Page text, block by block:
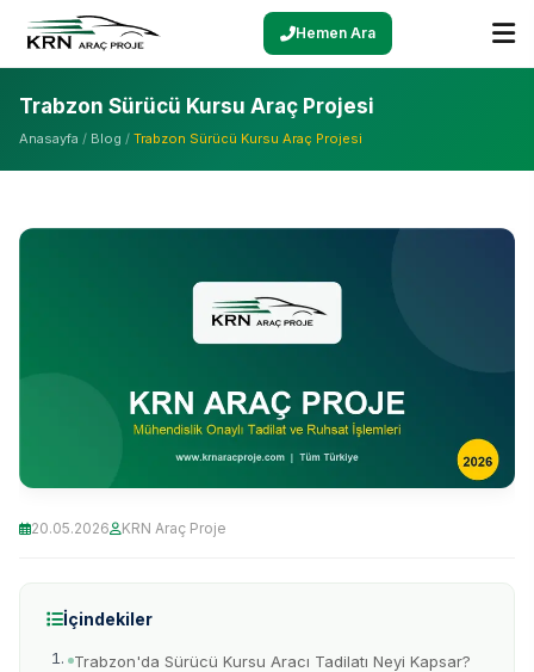
Hemen Ara
Trabzon Sürücü Kursu Araç Projesi
Anasayfa / Blog / Trabzon Sürücü Kursu Araç Projesi
20.05.2026 KRN Araç Proje
İçindekiler
Trabzon'da Sürücü Kursu Aracı Tadilatı Neyi Kapsar?